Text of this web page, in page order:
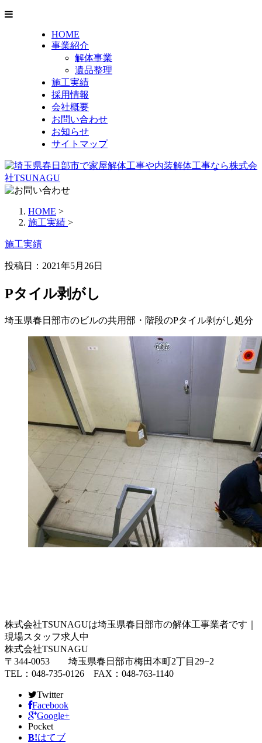
HOME
事業紹介
解体事業
遺品整理
施工実績
採用情報
会社概要
お問い合わせ
お知らせ
サイトマップ
HOME >
施工実績 >
施工実績
投稿日：2021年5月26日
Pタイル剥がし
埼玉県春日部市のビルの共用部・階段のPタイル剥がし処分
株式会社TSUNAGUは埼玉県春日部市の解体工事業者です｜
現場スタッフ求人中
株式会社TSUNAGU
〒344-0053 埼玉県春日部市梅田本町2丁目29−2
TEL：048-735-0126 FAX：048-763-1140
Twitter
Facebook
Google+
Pocket
B!はてブ